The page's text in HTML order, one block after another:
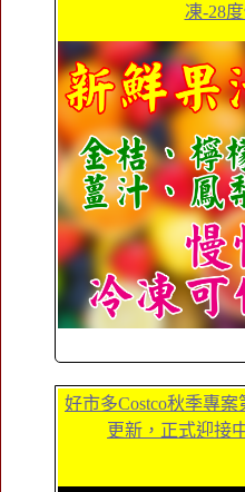
凍-28
好市多Costco秋季專
更新，正式迎接